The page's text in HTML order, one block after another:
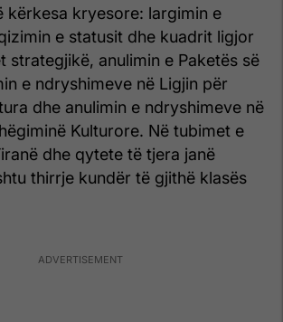
kërkesa kryesore: largimin e
e statusit dhe kuadrit ligjor
strategjikë, anulimin e Paketës së
e ndryshimeve në Ligjin për
dhe anulimin e ndryshimeve në
Kulturore. Në tubimet e
dhe qytete të tjera janë
thirrje kundër të gjithë klasës